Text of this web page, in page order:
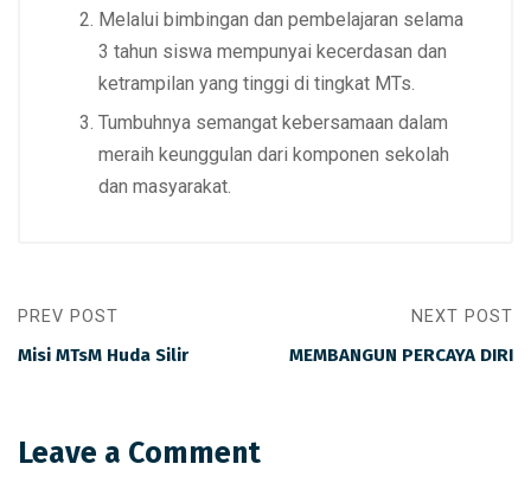
Melalui bimbingan dan pembelajaran selama
3 tahun siswa mempunyai kecerdasan dan
ketrampilan yang tinggi di tingkat MTs.
Tumbuhnya semangat kebersamaan dalam
meraih keunggulan dari komponen sekolah
dan masyarakat.
PREV POST
Misi MTsM Huda Silir
NEXT POST
MEMBANGUN PERCAYA DIRI
Leave a Comment